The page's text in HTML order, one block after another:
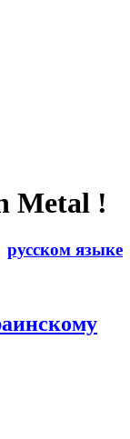
Metal !
русском языке